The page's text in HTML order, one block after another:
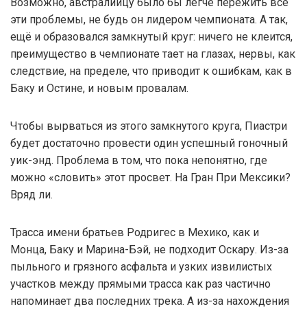
эти проблемы, не будь он лидером чемпионата. А так,
ещё и образовался замкнутый круг: ничего не клеится,
преимущество в чемпионате тает на глазах, нервы, как
следствие, на пределе, что приводит к ошибкам, как в
Баку и Остине, и новым провалам.
Чтобы вырваться из этого замкнутого круга, Пиастри
будет достаточно провести один успешный гоночный
уик-энд. Проблема в том, что пока непонятно, где
можно «словить» этот просвет. На Гран При Мексики?
Вряд ли.
Трасса имени братьев Родригес в Мехико, как и
Монца, Баку и Марина-Бэй, не подходит Оскару. Из-за
пыльного и грязного асфальта и узких извилистых
участков между прямыми трасса как раз частично
напоминает два последних трека. А из-за нахождения